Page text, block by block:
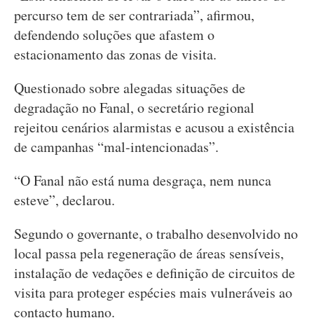
percurso tem de ser contrariada”, afirmou,
defendendo soluções que afastem o
estacionamento das zonas de visita.
Questionado sobre alegadas situações de
degradação no Fanal, o secretário regional
rejeitou cenários alarmistas e acusou a existência
de campanhas “mal-intencionadas”.
“O Fanal não está numa desgraça, nem nunca
esteve”, declarou.
Segundo o governante, o trabalho desenvolvido no
local passa pela regeneração de áreas sensíveis,
instalação de vedações e definição de circuitos de
visita para proteger espécies mais vulneráveis ao
contacto humano.